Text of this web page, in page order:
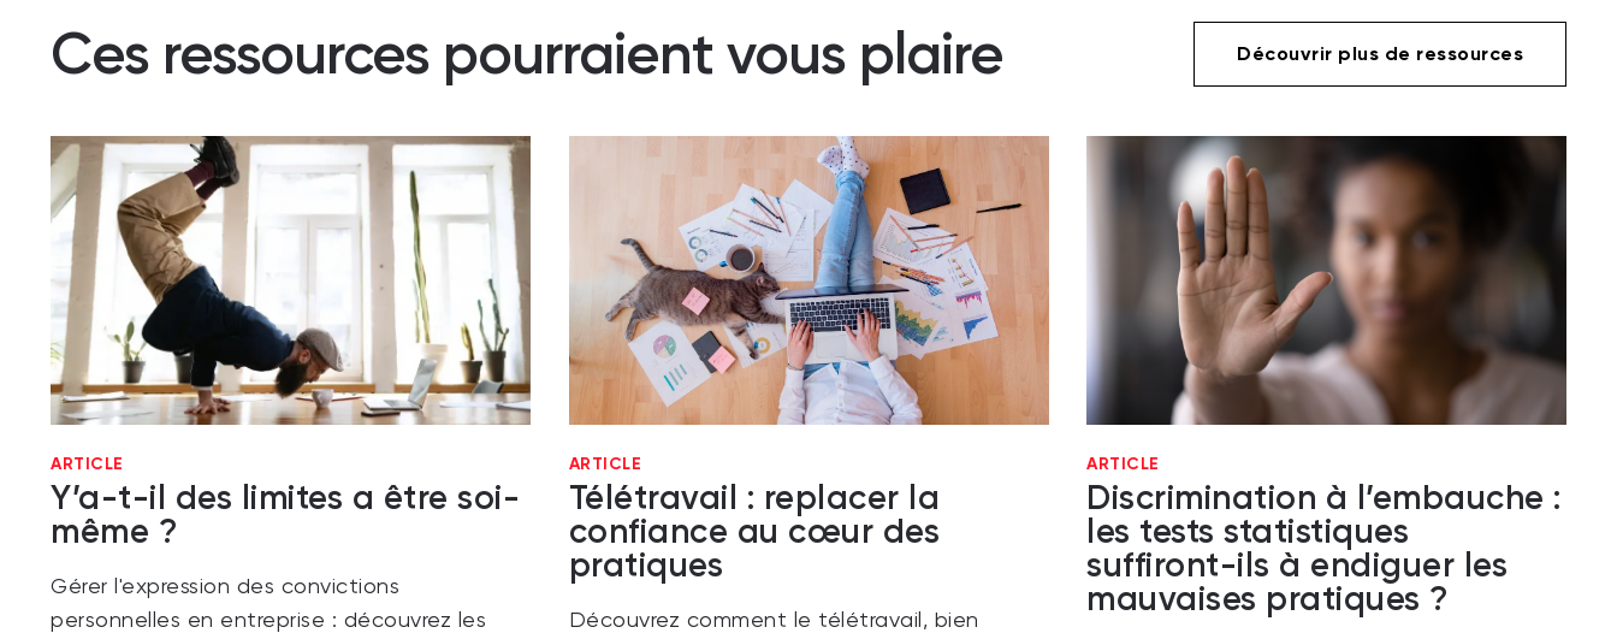
Ces ressources pourraient vous plaire Découvrir plus de ressources
ARTICLE
Y’a-t-il des limites a être soi-
même ?
Gérer l'expression des convictions
personnelles en entreprise : découvrez les
ARTICLE
Télétravail : replacer la
confiance au cœur des
pratiques
Découvrez comment le télétravail, bien
ARTICLE
Discrimination à l’embauche :
les tests statistiques
suffiront-ils à endiguer les
mauvaises pratiques ?